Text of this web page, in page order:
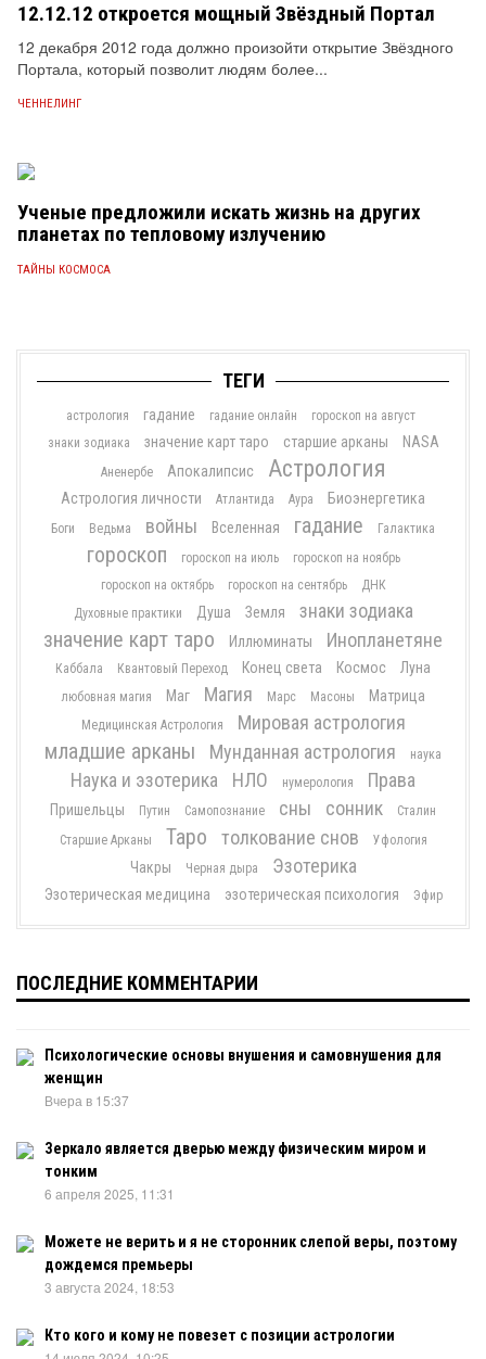
12.12.12 откроется мощный Звёздный Портал
12 декабря 2012 года должно произойти открытие Звёздного
Портала, который позволит людям более...
ЧЕННЕЛИНГ
Ученые предложили искать жизнь на других
планетах по тепловому излучению
ТАЙНЫ КОСМОСА
ТЕГИ
астрология гадание гадание онлайн
гороскоп на август
знаки зодиака
значение карт таро старшие арканы NASA
Аненербе Апокалипсис Астрология
Астрология личности Атлантида Аура Биоэнергетика
Боги Ведьма войны Вселенная гадание Галактика
гороскоп гороскоп на июль
гороскоп на ноябрь
гороскоп на октябрь
гороскоп на сентябрь
ДНК
Духовные практики
Душа Земля знаки зодиака
значение карт таро Иллюминаты Инопланетяне
Каббала Квантовый Переход Конец света Космос Луна
любовная магия Маг Магия Марс Масоны Матрица
Медицинская Астрология Мировая астрология
младшие арканы Мунданная астрология наука
Наука и эзотерика НЛО нумерология Права
Пришельцы Путин Самопознание сны сонник
Сталин
Старшие Арканы
Таро толкование снов Уфология
Чакры Черная дыра Эзотерика
Эзотерическая медицина эзотерическая психология Эфир
ПОСЛЕДНИЕ КОММЕНТАРИИ
Психологические основы внушения и самовнушения для
женщин
Вчера в 15:37
Зеркало является дверью между физическим миром и
тонким
6 апреля 2025, 11:31
Можете не верить и я не сторонник слепой веры, поэтому
дождемся премьеры
3 августа 2024, 18:53
Кто кого и кому не повезет с позиции астрологии